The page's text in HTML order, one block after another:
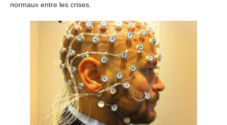
normaux entre les crises.